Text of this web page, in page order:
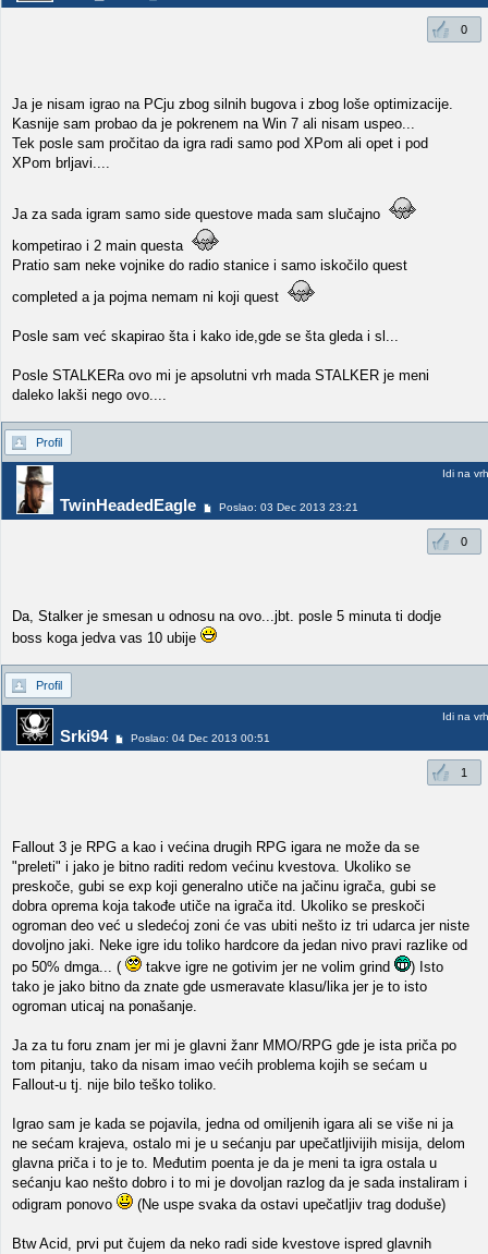
0
Ja je nisam igrao na PCju zbog silnih bugova i zbog loše optimizacije.
Kasnije sam probao da je pokrenem na Win 7 ali nisam uspeo...
Tek posle sam pročitao da igra radi samo pod XPom ali opet i pod
XPom brljavi....
Ja za sada igram samo side questove mada sam slučajno
kompetirao i 2 main questa
Pratio sam neke vojnike do radio stanice i samo iskočilo quest
completed a ja pojma nemam ni koji quest
Posle sam već skapirao šta i kako ide,gde se šta gleda i sl...
Posle STALKERa ovo mi je apsolutni vrh mada STALKER je meni
daleko lakši nego ovo....
Profil
TwinHeadedEagle Poslao: 03 Dec 2013 23:21
Idi na vrh
0
Da, Stalker je smesan u odnosu na ovo...jbt. posle 5 minuta ti dodje
boss koga jedva vas 10 ubije
Profil
Srki94 Poslao: 04 Dec 2013 00:51
Idi na vrh
1
Fallout 3 je RPG a kao i većina drugih RPG igara ne može da se
"preleti" i jako je bitno raditi redom većinu kvestova. Ukoliko se
preskoče, gubi se exp koji generalno utiče na jačinu igrača, gubi se
dobra oprema koja takođe utiče na igrača itd. Ukoliko se preskoči
ogroman deo već u sledećoj zoni će vas ubiti nešto iz tri udarca jer niste
dovoljno jaki. Neke igre idu toliko hardcore da jedan nivo pravi razlike od
po 50% dmga... (
takve igre ne gotivim jer ne volim grind
) Isto
tako je jako bitno da znate gde usmeravate klasu/lika jer je to isto
ogroman uticaj na ponašanje.
Ja za tu foru znam jer mi je glavni žanr MMO/RPG gde je ista priča po
tom pitanju, tako da nisam imao većih problema kojih se sećam u
Fallout-u tj. nije bilo teško toliko.
Igrao sam je kada se pojavila, jedna od omiljenih igara ali se više ni ja
ne sećam krajeva, ostalo mi je u sećanju par upečatljivijih misija, delom
glavna priča i to je to. Međutim poenta je da je meni ta igra ostala u
sećanju kao nešto dobro i to mi je dovoljan razlog da je sada instaliram i
odigram ponovo
(Ne uspe svaka da ostavi upečatljiv trag doduše)
Btw Acid, prvi put čujem da neko radi side kvestove ispred glavnih